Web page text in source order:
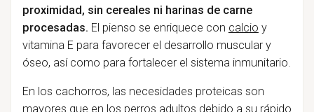
proximidad, sin cereales ni harinas de carne
procesadas. El pienso se enriquece con calcio y
vitamina E para favorecer el desarrollo muscular y
óseo, así como para fortalecer el sistema inmunitario.
En los cachorros, las necesidades proteicas son
mayores que en los perros adultos debido a su rápido